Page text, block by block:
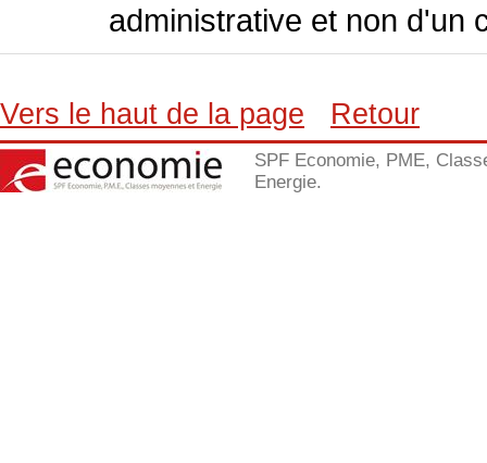
administrative et non d'un
Vers le haut de la page Retour
SPF Economie, PME,
Energie.